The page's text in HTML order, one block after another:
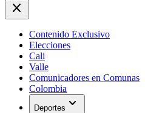
close
Contenido Exclusivo
Elecciones
Cali
Valle
Comunicadores en Comunas
Colombia
Deportes expand_more